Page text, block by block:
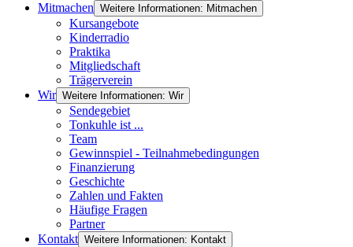
Mitmachen Weitere Informationen: Mitmachen
Kursangebote
Kinderradio
Praktika
Mitgliedschaft
Trägerverein
Wir Weitere Informationen: Wir
Sendegebiet
Tonkuhle ist ...
Team
Gewinnspiel - Teilnahmebedingungen
Finanzierung
Geschichte
Zahlen und Fakten
Häufige Fragen
Partner
Kontakt Weitere Informationen: Kontakt